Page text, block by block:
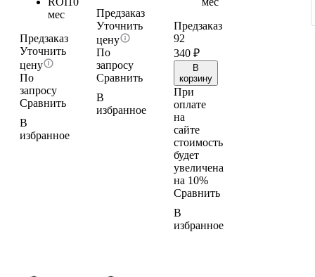
мес
Предзаказ
Уточнить
цену
По
запросу
Сравнить
В
избранное
Предзаказ
Уточнить
цену
По
запросу
Сравнить
В
избранное
Предзаказ
92
340 ₽
В
корзину
При
оплате
на
сайте
стоимость
будет
увеличена
на 10%
Сравнить
В
избранное